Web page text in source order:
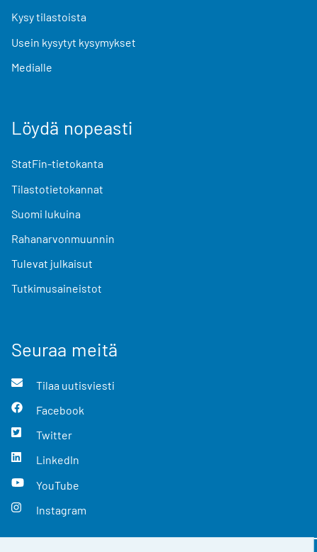
Kysy tilastoista
Usein kysytyt kysymykset
Medialle
Löydä nopeasti
StatFin-tietokanta
Tilastotietokannat
Suomi lukuina
Rahanarvonmuunnin
Tulevat julkaisut
Tutkimusaineistot
Seuraa meitä
Tilaa uutisviesti
Facebook
Twitter
LinkedIn
YouTube
Instagram